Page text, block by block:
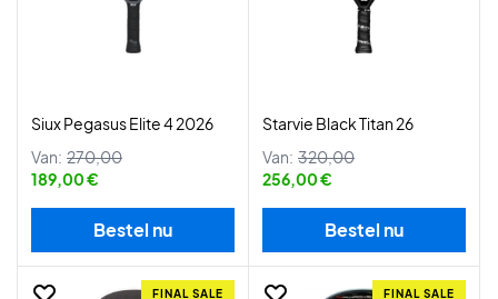
Siux Pegasus Elite 4 2026
Van: 270,00
189,00 €
Bestel nu
Starvie Black Titan 26
Van: 320,00
256,00 €
Bestel nu
FINAL SALE FINAL SALE